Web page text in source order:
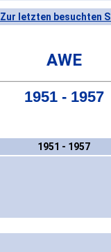
Zur letzten besuchten
AWE
1951 - 1957
1951 - 1957